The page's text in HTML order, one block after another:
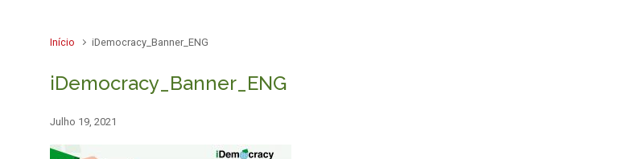
Início iDemocracy_Banner_ENG
iDemocracy_Banner_ENG
Julho 19, 2021